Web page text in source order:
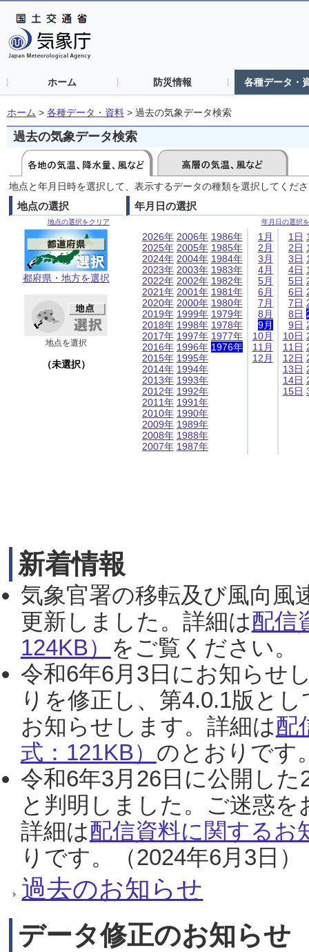
ホーム 防災情報 各種データ・
ホーム > 各種データ・資料 > 過去の気象データ検索
過去の気象データ検索
地点と年月日時を選択して、表示するデータの種類を選択してくだ
地点の選択
地点の選択をクリア
都府県・地方を選択
地点を選択
（未選択）
年月日の選択
年月日の選択
2026年
2025年
2024年
2023年
2022年
2021年
2020年
2019年
2018年
2017年
2016年
2015年
2014年
2013年
2012年
2011年
2010年
2009年
2008年
2007年
2006年
2005年
2004年
2003年
2002年
2001年
2000年
1999年
1998年
1997年
1996年
1995年
1994年
1993年
1992年
1991年
1990年
1989年
1988年
1987年
1986年
1985年
1984年
1983年
1982年
1981年
1980年
1979年
1978年
1977年
1976年
1月
2月
3月
4月
5月
6月
7月
8月
9月
10月
11月
12月
1日
2日
3日
4日
5日
6日
7日
8日
9日
10日
11日
12日
13日
14日
15日
新着情報
気象官署の移転及び風向風
更新しました。詳細は配信
124KB） をご覧ください。
令和6年6月3日にお知らせ
りを修正し、第4.0.1版と
お知らせします。詳細は配
式：121KB） のとおりです
令和6年3月26日に公開し
と判明しました。ご迷惑
詳細は配信資料に関するお
りです。（2024年6月3日）
過去のお知らせ
データ修正のお知らせ